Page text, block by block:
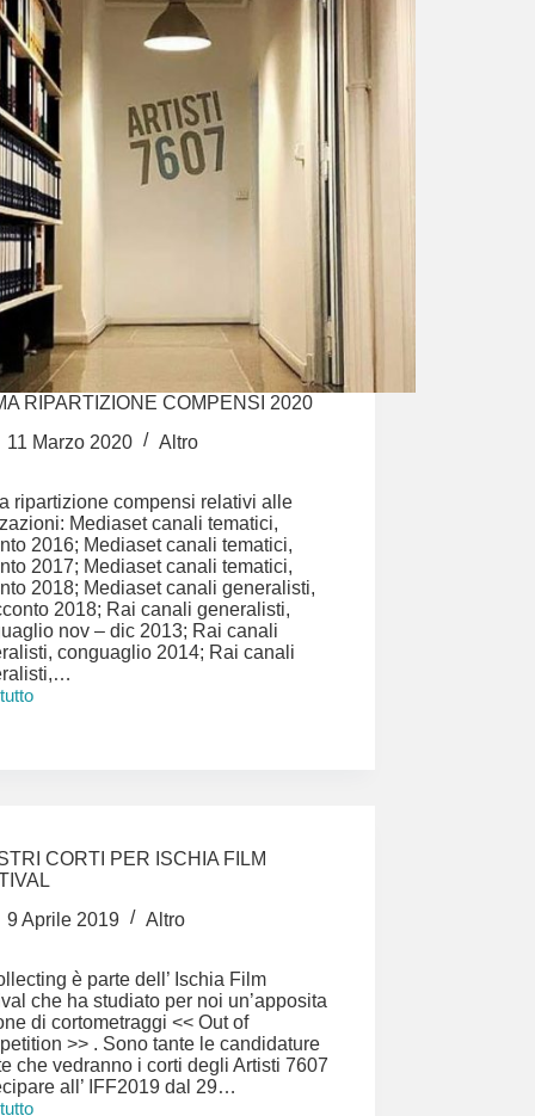
RIPARTIZIONE COMPENSI 2020
11 Marzo 2020
Altro
ripartizione compensi relativi alle
Mediaset canali tematici,
2016; Mediaset canali tematici,
2017; Mediaset canali tematici,
2018; Mediaset canali generalisti,
2018; Rai canali generalisti,
nov – dic 2013; Rai canali
conguaglio 2014; Rai canali
CORTI PER ISCHIA FILM
9 Aprile 2019
Altro
è parte dell’ Ischia Film
che ha studiato per noi un’apposita
di cortometraggi << Out of
>> . Sono tante le candidature
che vedranno i corti degli Artisti 7607
all’ IFF2019 dal 29…